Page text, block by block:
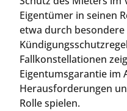
Eigentümer in seinen
etwa durch besondere
Fallkonstellationen
Eigentumsgarantie im
Herausforderungen
Rolle spielen.